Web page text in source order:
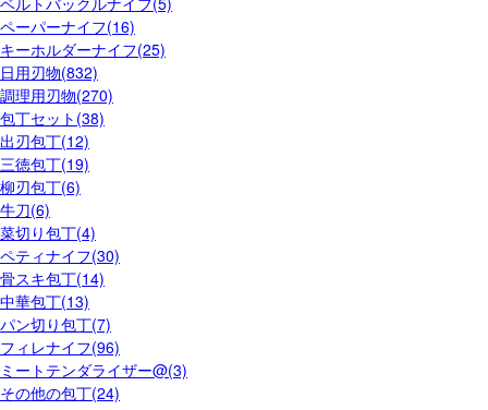
ペーパーナイフ(16)
キーホルダーナイフ(25)
日用刃物(832)
調理用刃物(270)
包丁セット(38)
出刃包丁(12)
三徳包丁(19)
柳刃包丁(6)
牛刀(6)
菜切り包丁(4)
ペティナイフ(30)
骨スキ包丁(14)
中華包丁(13)
パン切り包丁(7)
フィレナイフ(96)
ミートテンダライザー@(3)
その他の包丁(24)